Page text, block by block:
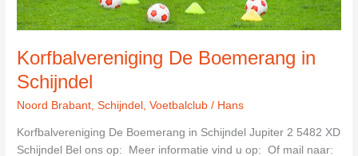
Korfbalvereniging De Boemerang in
Schijndel
Noord Brabant,Schijndel ,Voetbalclub / Hans
Korfbalvereniging De Boemerang in Schijndel Jupiter 2 5482 XD
Schijndel Bel ons op: Meer informatie vind u op: Of mail naar: